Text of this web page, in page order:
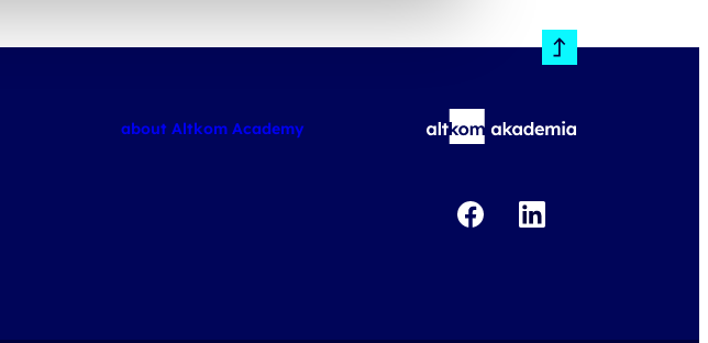
about Altkom Academy